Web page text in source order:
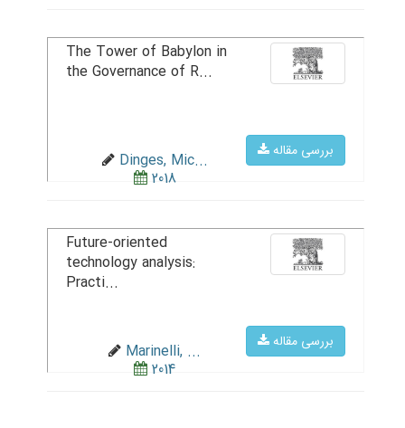
بررسی مقاله
The Tower of Babylon in
the Governance of R...
Dinges, Mic...
2018
بررسی مقاله
Future-oriented
technology analysis:
Practi...
Marinelli, ...
2014